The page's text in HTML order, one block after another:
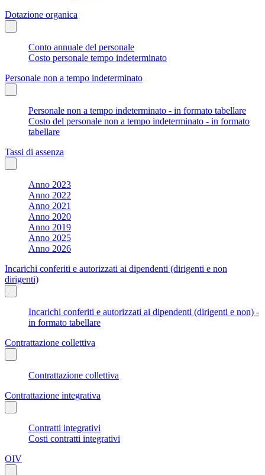
Dotazione organica
Conto annuale del personale
Costo personale tempo indeterminato
Personale non a tempo indeterminato
Personale non a tempo indeterminato - in formato tabellare
Costo del personale non a tempo indeterminato - in formato
tabellare
Tassi di assenza
Anno 2023
Anno 2022
Anno 2021
Anno 2020
Anno 2019
Anno 2025
Anno 2026
Incarichi conferiti e autorizzati ai dipendenti (dirigenti e non
dirigenti)
Incarichi conferiti e autorizzati ai dipendenti (dirigenti e non) -
in formato tabellare
Contrattazione collettiva
Contrattazione collettiva
Contrattazione integrativa
Contratti integrativi
Costi contratti integrativi
OIV